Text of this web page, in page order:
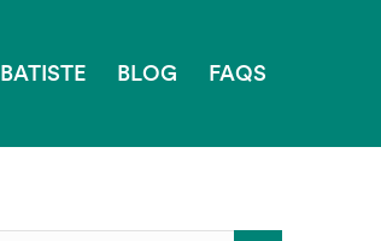
BATISTE BLOG FAQS